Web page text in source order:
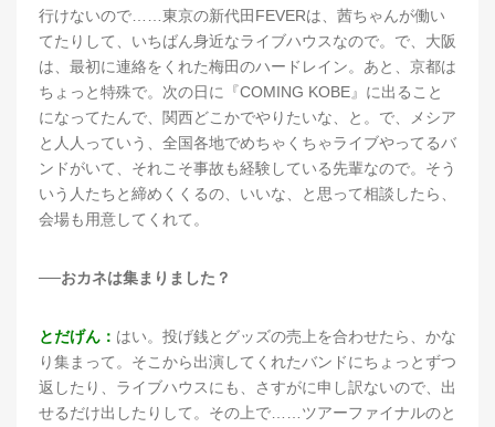
行けないので……東京の新代田FEVERは、茜ちゃんが働い
てたりして、いちばん身近なライブハウスなので。で、大阪
は、最初に連絡をくれた梅田のハードレイン。あと、京都は
ちょっと特殊で。次の日に『COMING KOBE』に出ること
になってたんで、関西どこかでやりたいな、と。で、メシア
と人人っていう、全国各地でめちゃくちゃライブやってるバ
ンドがいて、それこそ事故も経験している先輩なので。そう
いう人たちと締めくくるの、いいな、と思って相談したら、
会場も用意してくれて。
──おカネは集まりました？
とだげん： はい。投げ銭とグッズの売上を合わせたら、かな
り集まって。そこから出演してくれたバンドにちょっとずつ
返したり、ライブハウスにも、さすがに申し訳ないので、出
せるだけ出したりして。その上で……ツアーファイナルのと